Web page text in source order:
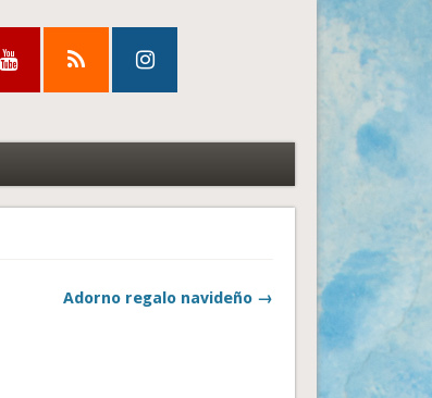
Adorno regalo navideño →